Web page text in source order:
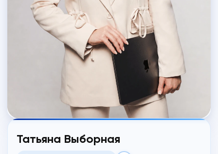
Татьяна Выборная